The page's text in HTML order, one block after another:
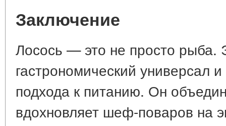
Заключение
Лосось — это не просто рыба.
гастрономический универсал
подхода к питанию. Он
вдохновляет шеф-поваров на